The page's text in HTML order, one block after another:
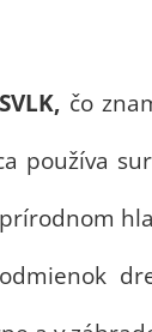
čo
používa